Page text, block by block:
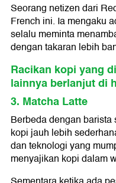
Seorang netizen dari
French ini. Ia mengaku
selalu meminta
dengan takaran lebih
Racikan kopi yang
lainnya berlanjut di
3. Matcha Latte
Berbeda dengan
kopi jauh lebih
dan teknologi yang
menyajikan kopi dalam